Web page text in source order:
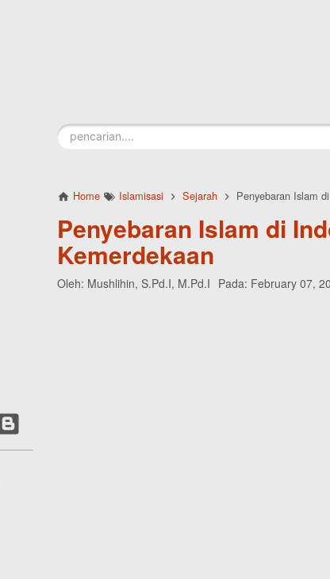
Home Islamisasi Sejarah Penyebaran Islam
Penyebaran Islam di
Kemerdekaan
Oleh: Mushlihin, S.Pd.I, M.Pd.I Pada: February 07,